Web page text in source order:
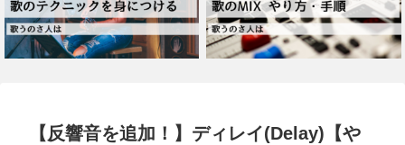
【反響音を追加！】ディレイ(Delay)【や